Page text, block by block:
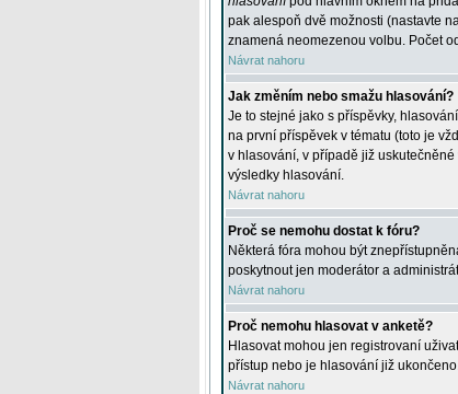
pak alespoň dvě možnosti (nastavte
znamená neomezenou volbu. Počet
Návrat nahoru
Jak změním nebo smažu hlasování?
Je to stejné jako s příspěvky,
na první příspěvek v tématu (toto je
v hlasování, v případě již
výsledky hlasování.
Návrat nahoru
Proč se nemohu dostat k fóru?
Některá fóra mohou být
poskytnout jen moderátor a
Návrat nahoru
Proč nemohu hlasovat v anketě?
Hlasovat mohou jen registrovaní
přístup nebo je hlasování již
Návrat nahoru